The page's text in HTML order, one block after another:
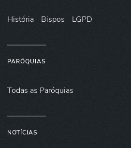
História Bispos LGPD
PARÓQUIAS
Todas as Paróquias
NOTÍCIAS